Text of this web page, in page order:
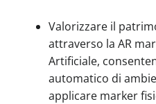
Valorizzare il
attraverso la AR
Artificiale,
automatico di
applicare marker